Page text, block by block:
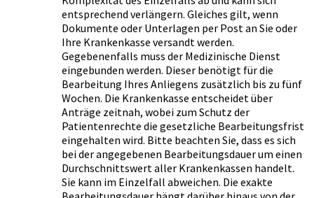
entsprechend verlängern. Gleiches gilt, wenn
Dokumente oder Unterlagen per Post an Sie oder
Ihre Krankenkasse versandt werden.
Gegebenenfalls muss der Medizinische Dienst
eingebunden werden. Dieser benötigt für die
Bearbeitung Ihres Anliegens zusätzlich bis zu fünf
Wochen. Die Krankenkasse entscheidet über
Anträge zeitnah, wobei zum Schutz der
Patientenrechte die gesetzliche Bearbeitungsfrist
eingehalten wird. Bitte beachten Sie, dass es sich
bei der angegebenen Bearbeitungsdauer um einen
Durchschnittswert aller Krankenkassen handelt.
Sie kann im Einzelfall abweichen. Die exakte